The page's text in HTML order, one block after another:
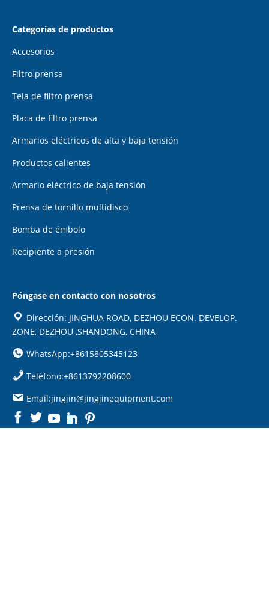
Categorías de productos
Accesorios
Filtro prensa
Tela de filtro prensa
Placa de filtro prensa
Armarios eléctricos de alta y baja tensión
Productos calientes
Armario eléctrico de baja tensión
Prensa de tornillo multidisco
Bomba de émbolo
Recipiente a presión
Póngase en contacto con nosotros
Dirección: JINGHUA ROAD, DEZHOU ECON. DEVELOP.
ZONE, DEZHOU ,SHANDONG, CHINA
WhatsApp:+8615805345123
Teléfono:+8613792208600
Email:jingjin@jingjinequipment.com
 